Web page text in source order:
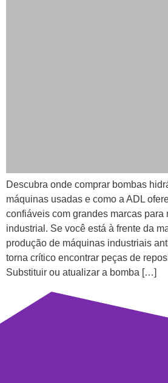
Descubra onde comprar bombas
máquinas usadas e como a ADL
confiáveis com grandes marcas para
industrial. Se você está à frente da
produção de máquinas industriais
torna crítico encontrar peças de
Substituir ou atualizar a bomba […]